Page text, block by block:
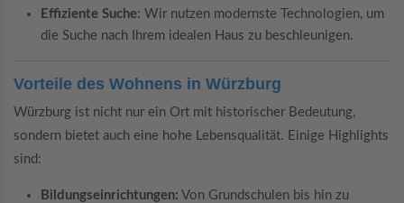
Effiziente Suche: Wir nutzen modernste Technologien, um
die Suche nach Ihrem idealen Haus zu beschleunigen.
Vorteile des Wohnens in Würzburg
Würzburg ist nicht nur ein Ort mit historischer Bedeutung,
sondern bietet auch eine hohe Lebensqualität. Einige Highlights
sind:
Bildungseinrichtungen: Von Grundschulen bis hin zu